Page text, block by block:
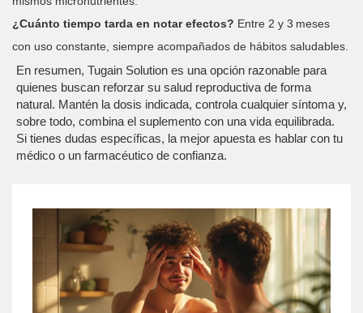
¿Cuánto tiempo tarda en notar efectos? Entre 2 y 3 meses
con uso constante, siempre acompañados de hábitos saludables.
En resumen, Tugain Solution es una opción razonable para
quienes buscan reforzar su salud reproductiva de forma
natural. Mantén la dosis indicada, controla cualquier síntoma y,
sobre todo, combina el suplemento con una vida equilibrada.
Si tienes dudas específicas, la mejor apuesta es hablar con tu
médico o un farmacéutico de confianza.